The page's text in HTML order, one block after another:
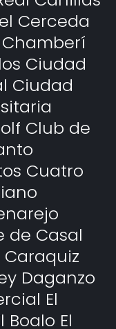
Cerceda
Ciudad
Ciudad
Club de
Cuatro
de Casal
Daganzo
El
Boalo El